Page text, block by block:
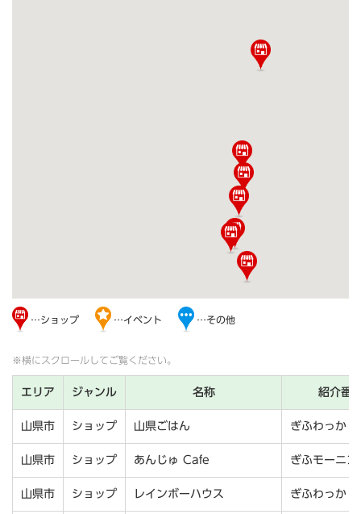
…ショップ …イベント …その他
※横にスクロールしてご覧ください。
エリア ジャンル 名称 紹介番
山県市 ショップ 山県ごはん ぎふわっか
山県市 ショップ あんじゅ Cafe ぎふモーニン
山県市 ショップ レインボーハウス ぎふわっか